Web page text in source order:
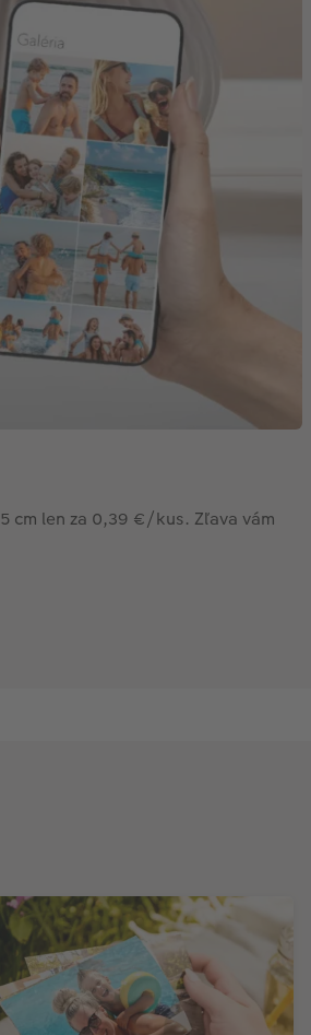
cm len za 0,39 €/kus. Zľava vám